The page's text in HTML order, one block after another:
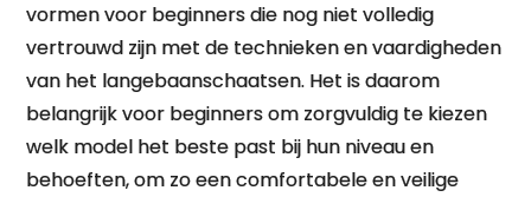
vormen voor beginners die nog niet volledig
vertrouwd zijn met de technieken en vaardigheden
van het langebaanschaatsen. Het is daarom
belangrijk voor beginners om zorgvuldig te kiezen
welk model het beste past bij hun niveau en
behoeften, om zo een comfortabele en veilige